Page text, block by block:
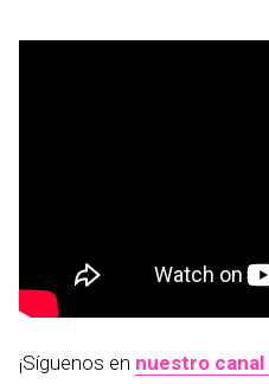
¡Síguenos en nuestro canal